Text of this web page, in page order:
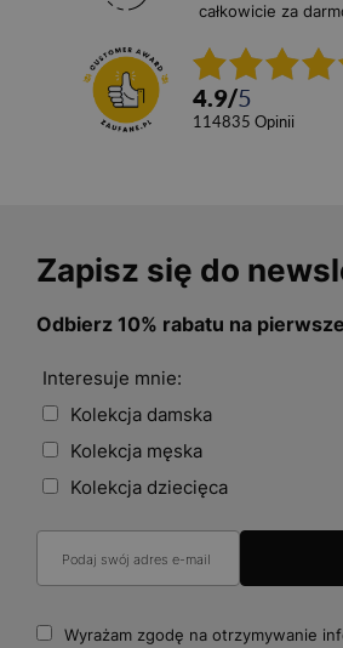
całkowicie za
4.9/5
114835 opinii
Zapisz się do
Odbierz 10% rabatu na
Interesuje mnie:
Kolekcja damska
Kolekcja męska
Kolekcja dziecięca
Wyrażam zgodę na otrzymywanie